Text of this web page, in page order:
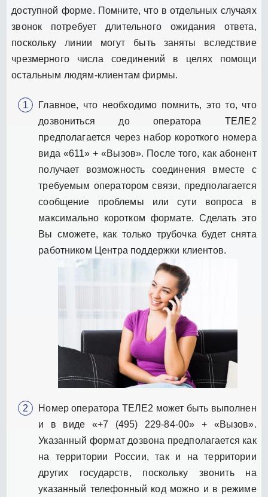
доступной форме. Помните, что в отдельных случаях
звонок потребует длительного ожидания ответа,
поскольку линии могут быть заняты вследствие
чрезмерного числа соединений в целях помощи
остальным людям-клиентам фирмы.
Главное, что необходимо помнить, это то, что
дозвониться до оператора ТЕЛЕ2
предполагается через набор короткого номера
вида «611» + «Вызов». После того, как абонент
получает возможность соединения вместе с
требуемым оператором связи, предполагается
сообщение проблемы или сути вопроса в
максимально коротком формате. Сделать это
Вы сможете, как только трубочка будет снята
работником Центра поддержки клиентов.
Номер оператора ТЕЛЕ2 может быть выполнен
и в виде «+7 (495) 229-84-00» + «Вызов».
Указанный формат дозвона предполагается как
на территории России, так и на территории
других государств, поскольку звонить на
указанный телефонный код можно и в режиме